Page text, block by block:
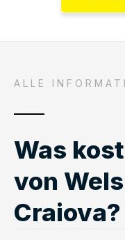
ALLE
Was
von
Craiova?